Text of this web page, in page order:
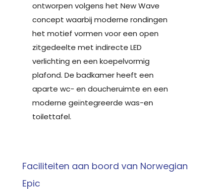
ontworpen volgens het New Wave
concept waarbij moderne rondingen
het motief vormen voor een open
zitgedeelte met indirecte LED
verlichting en een koepelvormig
plafond. De badkamer heeft een
aparte wc- en doucheruimte en een
moderne geïntegreerde was-en
toilettafel.
Faciliteiten aan boord van Norwegian
Epic